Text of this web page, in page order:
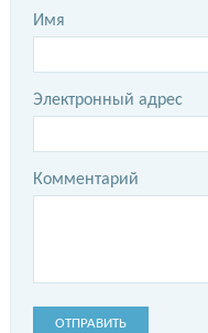
Имя
Электронный адрес
Комментарий
ОТПРАВИТЬ